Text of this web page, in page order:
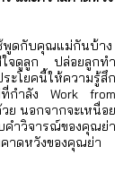
พูดกับคุณแม่กันบ้าง
ใจดูลูก ปล่อยลูกทำ
ะโยคนี้ให้ความรู้สึก
กำลัง Work from
ย นอกจากจะเหนื่อย
คำวิจารณ์ของคุณย่า
าดหวังของคุณย่า